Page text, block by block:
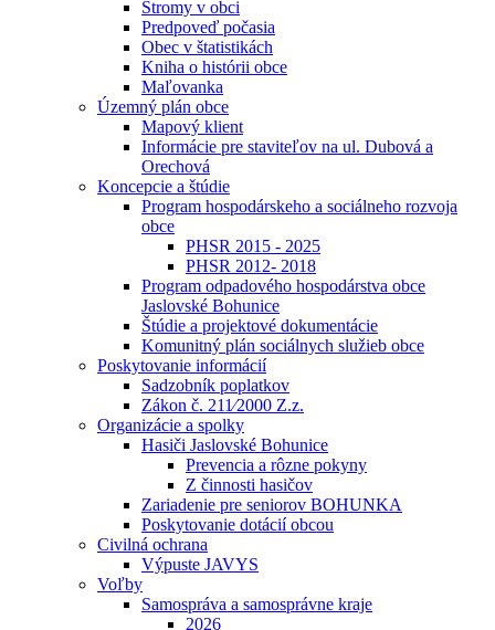
Stromy v obci
Predpoveď počasia
Obec v štatistikách
Kniha o histórii obce
Maľovanka
Územný plán obce
Mapový klient
Informácie pre staviteľov na ul. Dubová a
Orechová
Koncepcie a štúdie
Program hospodárskeho a sociálneho rozvoja
obce
PHSR 2015 - 2025
PHSR 2012- 2018
Program odpadového hospodárstva obce
Jaslovské Bohunice
Štúdie a projektové dokumentácie
Komunitný plán sociálnych služieb obce
Poskytovanie informácií
Sadzobník poplatkov
Zákon č. 211⁄2000 Z.z.
Organizácie a spolky
Hasiči Jaslovské Bohunice
Prevencia a rôzne pokyny
Z činnosti hasičov
Zariadenie pre seniorov BOHUNKA
Poskytovanie dotácií obcou
Civilná ochrana
Výpuste JAVYS
Voľby
Samospráva a samosprávne kraje
2026